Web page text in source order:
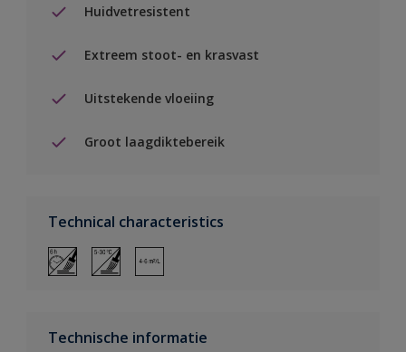
Huidvetresistent
Extreem stoot- en krasvast
Uitstekende vloeiing
Groot laagdiktebereik
Technical characteristics
Technische informatie